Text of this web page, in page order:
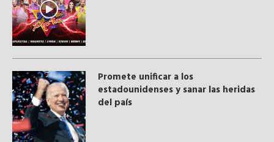
Promete unificar a los
estadounidenses y sanar las heridas
del país